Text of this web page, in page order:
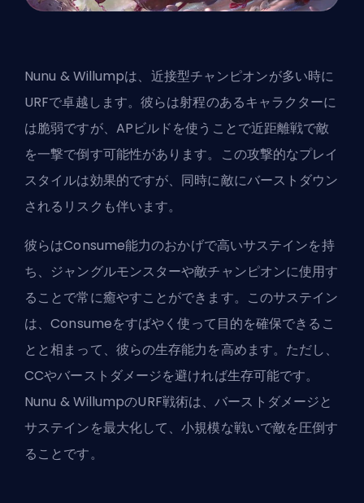
Nunu & Willumpは、近接型チャンピオンが多い時に
URFで卓越します。彼らは射程のあるキャラクターに
は脆弱ですが、APビルドを使うことで近距離戦で敵
を一撃で倒す可能性があります。この攻撃的なプレイ
スタイルは効果的ですが、同時に敵にバーストダウン
されるリスクも伴います。
彼らはConsume能力のおかげで高いサステインを持
ち、ジャングルモンスターや敵チャンピオンに使用す
ることで常に癒やすことができます。このサステイン
は、Consumeをすばやく使って目的を確保できるこ
とと相まって、彼らの生存能力を高めます。ただし、
CCやバーストダメージを避ければ生存可能です。
Nunu & WillumpのURF戦術は、バーストダメージと
サステインを最大化して、小規模な戦いで敵を圧倒す
ることです。